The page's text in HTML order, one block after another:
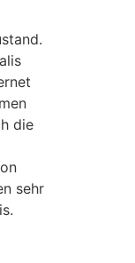
die
sehr